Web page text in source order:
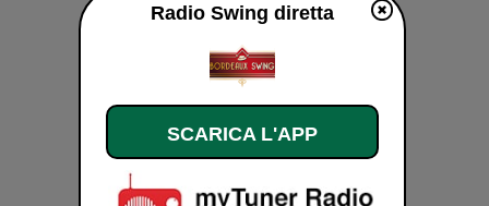
Radio Swing diretta
SCARICA L'APP